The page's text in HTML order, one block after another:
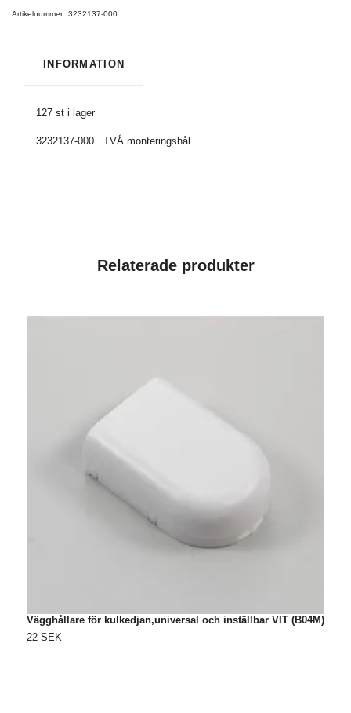
Artikelnummer: 3232137-000
INFORMATION
127 st i lager
3232137-000 TVÅ monteringshål
Vägghållare för kulkedjan,universal och inställbar VIT (B04M)
22 SEK